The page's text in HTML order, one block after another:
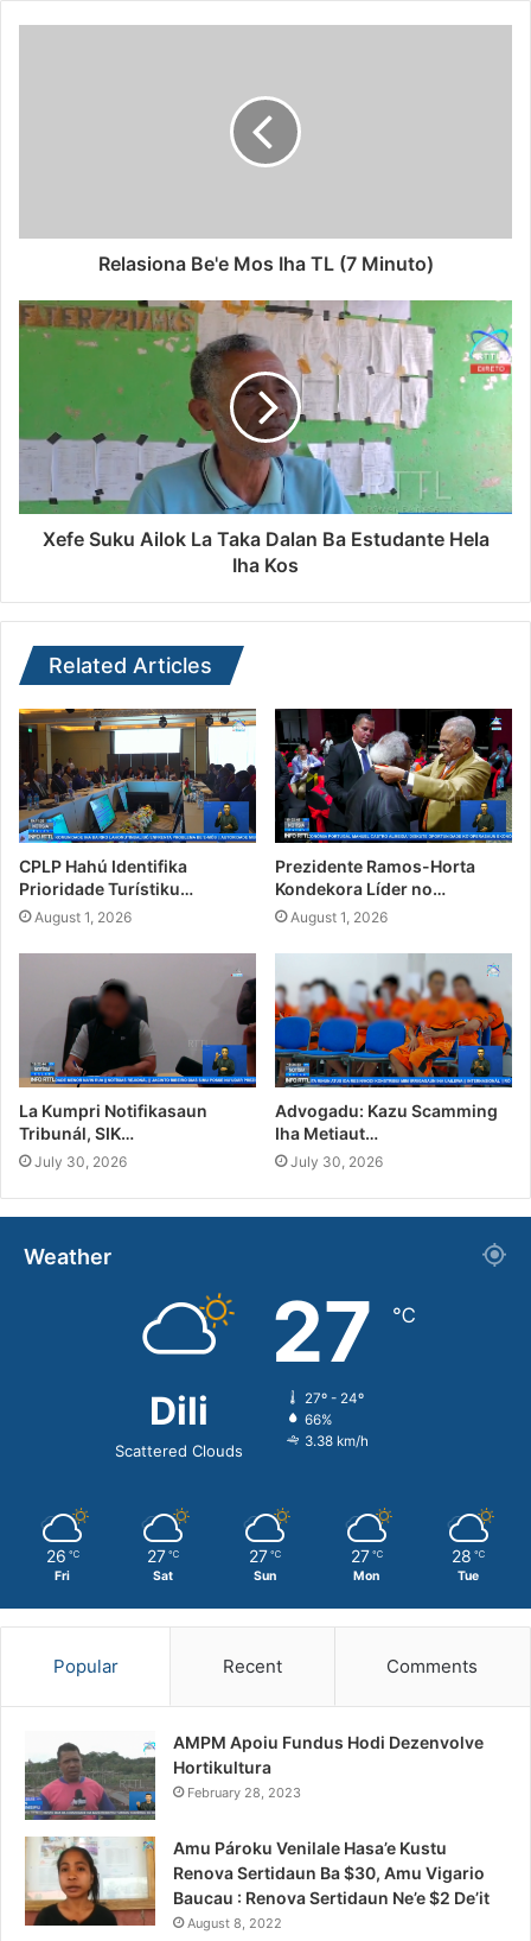
Relasiona Be'e Mos Iha TL (7 Minuto)
Xefe Suku Ailok La Taka Dalan Ba Estudante Hela
Iha Kos
Related Articles
CPLP Hahú Identifika
Prioridade Turístiku…
August 1, 2026
Prezidente Ramos-Horta
Kondekora Líder no…
August 1, 2026
La Kumpri Notifikasaun
Tribunál, SIK…
July 30, 2026
Advogadu: Kazu Scamming
Iha Metiaut…
July 30, 2026
Weather
Dili
Scattered Clouds
27 ℃
27º - 24º
66%
3.38 km/h
26 ℃
Fri
27 ℃
Sat
27 ℃
Sun
27 ℃
Mon
28 ℃
Tue
Popular Recent Comments
AMPM Apoiu Fundus Hodi Dezenvolve
Hortikultura
February 28, 2023
Amu Pároku Venilale Hasa’e Kustu
Renova Sertidaun Ba $30, Amu Vigario
Baucau : Renova Sertidaun Ne’e $2 De’it
August 8, 2022